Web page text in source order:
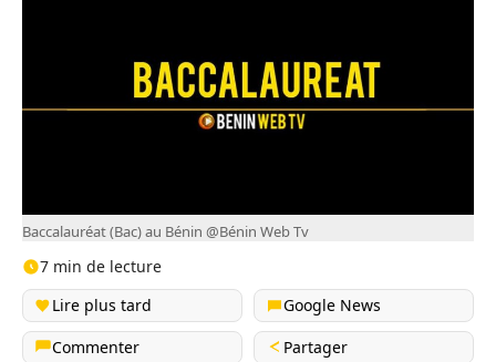
Baccalauréat (Bac) au Bénin @Bénin Web Tv
7 min de lecture
Lire plus tard
Google News
Commenter
Partager